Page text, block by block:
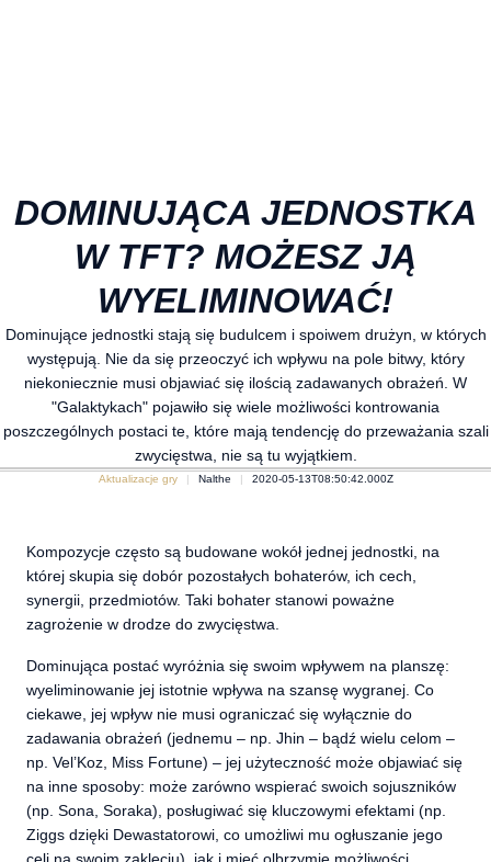
DOMINUJĄCA JEDNOSTKA
W TFT? MOŻESZ JĄ
WYELIMINOWAĆ!
Dominujące jednostki stają się budulcem i spoiwem drużyn, w których
występują. Nie da się przeoczyć ich wpływu na pole bitwy, który
niekoniecznie musi objawiać się ilością zadawanych obrażeń. W
"Galaktykach" pojawiło się wiele możliwości kontrowania
poszczególnych postaci te, które mają tendencję do przeważania szali
zwycięstwa, nie są tu wyjątkiem.
Aktualizacje gry Nalthe 2020-05-13T08:50:42.000Z
Kompozycje często są budowane wokół jednej jednostki, na
której skupia się dobór pozostałych bohaterów, ich cech,
synergii, przedmiotów. Taki bohater stanowi poważne
zagrożenie w drodze do zwycięstwa.
Dominująca postać wyróżnia się swoim wpływem na planszę:
wyeliminowanie jej istotnie wpływa na szansę wygranej. Co
ciekawe, jej wpływ nie musi ograniczać się wyłącznie do
zadawania obrażeń (jednemu – np. Jhin – bądź wielu celom –
np. Vel’Koz, Miss Fortune) – jej użyteczność może objawiać się
na inne sposoby: może zarówno wspierać swoich sojuszników
(np. Sona, Soraka), posługiwać się kluczowymi efektami (np.
Ziggs dzięki Dewastatorowi, co umożliwi mu ogłuszanie jego